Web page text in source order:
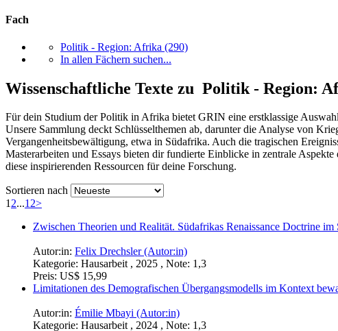
Fach
Politik - Region: Afrika (290)
In allen Fächern suchen...
Wissenschaftliche Texte zu Politik - Region:
Für dein Studium der Politik in Afrika bietet GRIN eine erstklassige
Unsere Sammlung deckt Schlüsselthemen ab, darunter die Analyse von
Vergangenheitsbewältigung, etwa in Südafrika. Auch die tragischen
Masterarbeiten und Essays bieten dir fundierte Einblicke in zentrale
diese inspirierenden Ressourcen für deine Forschung.
Sortieren nach
12...12>
Zwischen Theorien und Realität. Südafrikas Renaissance Doctrine
Autor:in: Felix Drechsler (Autor:in)
Kategorie: Hausarbeit , 2025 , Note: 1,3
Preis: US$ 15,99
Limitationen des Demografischen Übergangsmodells im Kontext
Autor:in: Émilie Mbayi (Autor:in)
Kategorie: Hausarbeit , 2024 , Note: 1,3